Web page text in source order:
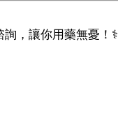
，讓你用藥無憂！‍⚕️